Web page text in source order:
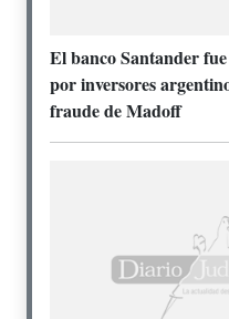
El banco Santander
por inversores
fraude de Madoff